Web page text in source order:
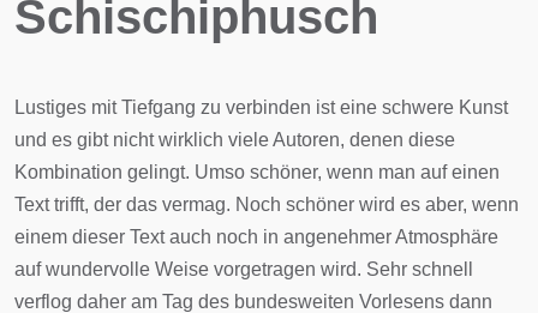
Schischiphusch
Lustiges mit Tiefgang zu verbinden ist eine schwere Kunst
und es gibt nicht wirklich viele Autoren, denen diese
Kombination gelingt. Umso schöner, wenn man auf einen
Text trifft, der das vermag. Noch schöner wird es aber, wenn
einem dieser Text auch noch in angenehmer Atmosphäre
auf wundervolle Weise vorgetragen wird. Sehr schnell
verflog daher am Tag des bundesweiten Vorlesens dann